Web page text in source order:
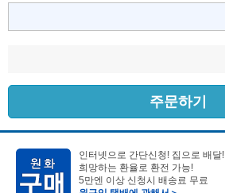
주문하기
인터넷으로 간단신청! 집으로 배달!
희망하는 환율로 환전 가능!
5만엔 이상 신청시 배송료 무료